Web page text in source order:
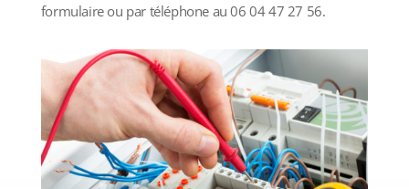
formulaire ou par téléphone au 06 04 47 27 56.